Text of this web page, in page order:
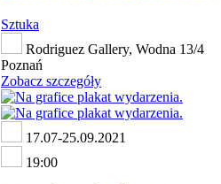
Sztuka
Rodriguez Gallery, Wodna 13/4
Poznań
Zobacz szczegóły
17.07-25.09.2021
19:00